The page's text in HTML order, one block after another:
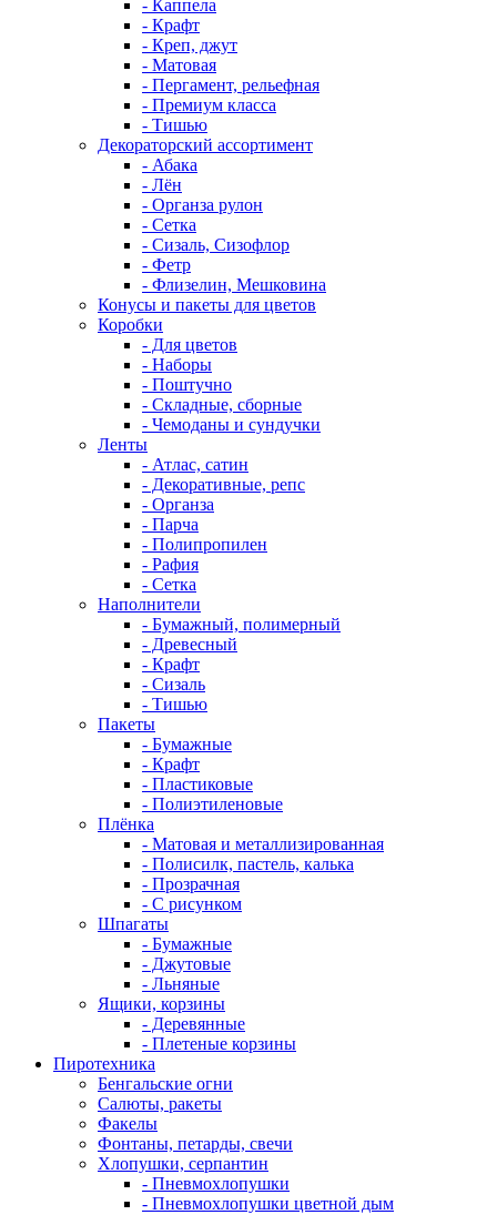
- Каппела
- Крафт
- Креп, джут
- Матовая
- Пергамент, рельефная
- Премиум класса
- Тишью
Декораторский ассортимент
- Абака
- Лён
- Органза рулон
- Сетка
- Сизаль, Сизофлор
- Фетр
- Флизелин, Мешковина
Конусы и пакеты для цветов
Коробки
- Для цветов
- Наборы
- Поштучно
- Складные, сборные
- Чемоданы и сундучки
Ленты
- Атлас, сатин
- Декоративные, репс
- Органза
- Парча
- Полипропилен
- Рафия
- Сетка
Наполнители
- Бумажный, полимерный
- Древесный
- Крафт
- Сизаль
- Тишью
Пакеты
- Бумажные
- Крафт
- Пластиковые
- Полиэтиленовые
Плёнка
- Матовая и металлизированная
- Полисилк, пастель, калька
- Прозрачная
- С рисунком
Шпагаты
- Бумажные
- Джутовые
- Льняные
Ящики, корзины
- Деревянные
- Плетеные корзины
Пиротехника
Бенгальские огни
Салюты, ракеты
Факелы
Фонтаны, петарды, свечи
Хлопушки, серпантин
- Пневмохлопушки
- Пневмохлопушки цветной дым